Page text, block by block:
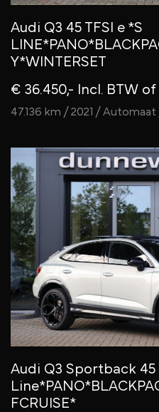
Audi Q3 45 TFSI e *S
Y*WINTERSET
€ 36.450,- Incl. BTW of
47.136 km / 2021 /
Audi Q3 Sportback 45
FCRUISE*